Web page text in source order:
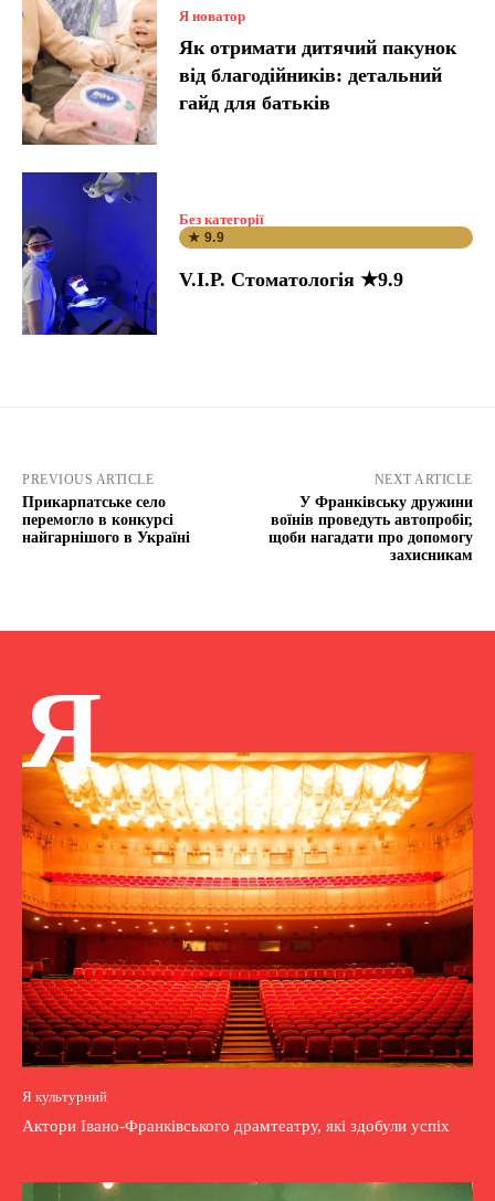
Я новатор
Як отримати дитячий пакунок
від благодійників: детальний
гайд для батьків
Без категорії
★ 9.9
V.I.P. Стоматологія ★9.9
PREVIOUS ARTICLE
Прикарпатське село
перемогло в конкурсі
найгарнішого в Україні
NEXT ARTICLE
У Франківську дружини
воїнів проведуть автопробіг,
щоби нагадати про допомогу
захисникам
Я
Я культурний
Актори Івано-Франківського драмтеатру, які здобули успіх